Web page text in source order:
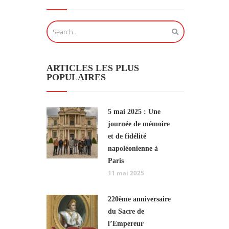
ARTICLES LES PLUS
POPULAIRES
5 mai 2025 : Une
journée de mémoire
et de fidélité
napoléonienne à
Paris
11 mai 2025
220ème anniversaire
du Sacre de
l’Empereur